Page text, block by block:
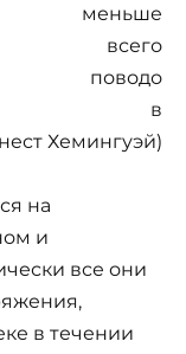
меньше
всего
поводо
в
Хемингуэй)
на
и
все они
в течении